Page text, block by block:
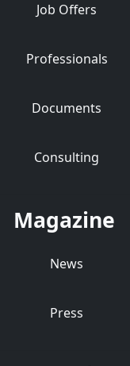
Job Offers
Professionals
Documents
Consulting
Magazine
News
Press